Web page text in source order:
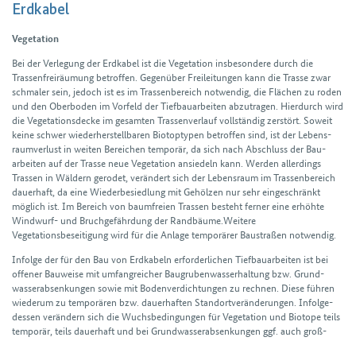
Erdkabel
Vegetation
Bei der Verlegung der Erdkabel ist die Vegetation insbesondere durch die
Trassen­freiräumung betroffen. Gegen­über Freileitungen kann die Trasse zwar
schmaler sein, jedoch ist es im Trassen­bereich notwendig, die Flächen zu roden
und den Oberboden im Vorfeld der Tief­bau­arbeiten abzutragen. Hier­durch wird
die Vegetations­decke im gesamten Trassen­verlauf voll­ständig zerstört. Soweit
keine schwer wieder­her­stell­baren Biotoptypen betroffen sind, ist der Lebens­
raum­verlust in weiten Bereichen temporär, da sich nach Abschluss der Bau­
arbeiten auf der Trasse neue Vegetation ansiedeln kann. Werden allerdings
Trassen in Wäldern gerodet, verändert sich der Lebens­raum im Trassen­bereich
dauerhaft, da eine Wieder­besiedlung mit Gehölzen nur sehr eingeschränkt
möglich ist. Im Bereich von baum­freien Trassen besteht ferner eine erhöhte
Wind­wurf- und Bruch­ge­fähr­dung der Rand­bäume.Weitere
Vegetationsbeseitigung wird für die Anlage temporärer Baustraßen notwendig.
Infolge der für den Bau von Erd­kabeln erforder­lichen Tief­bau­arbeiten ist bei
offener Bauweise mit umfang­reicher Bau­gruben­wasser­haltung bzw. Grund­
wasser­absenkungen sowie mit Bodenverdichtungen zu rechnen. Diese führen
wiederum zu temporären bzw. dauer­haften Stand­ort­ver­änderungen. Infolge­
dessen verändern sich die Wuchs­bedingungen für Vegetation und Bio­tope teils
temporär, teils dauerhaft und bei Grundwasserabsenkungen ggf. auch groß­